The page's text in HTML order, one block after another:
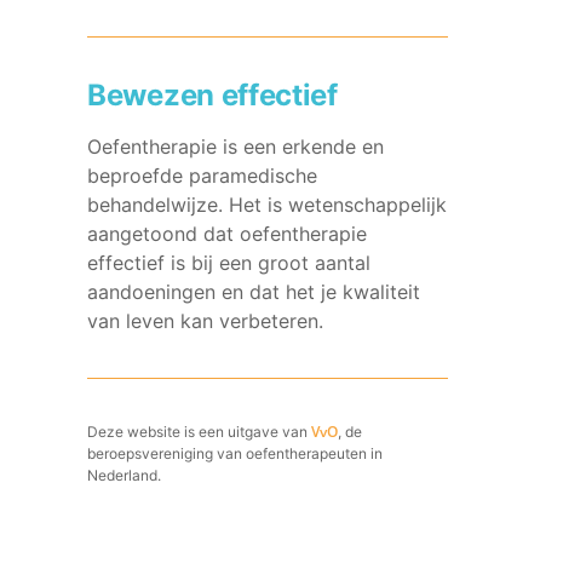
Bewezen effectief
Oefentherapie is een erkende en
beproefde paramedische
behandelwijze. Het is wetenschappelijk
aangetoond dat oefentherapie
effectief is bij een groot aantal
aandoeningen en dat het je kwaliteit
van leven kan verbeteren.
Deze website is een uitgave van VvO, de
beroepsvereniging van oefentherapeuten in
Nederland.